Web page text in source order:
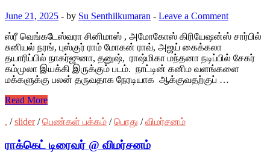
June 21, 2025 - by Su Senthilkumaran - Leave a Comment
ஸ்ரீ வெங்கடேஸ்வரா சினிமாஸ் , அமோகோஸ் கிரியேஷன்ஸ் சார்பில்
சுனியல் நரங், புஸ்குர் ராம் மோகன் ராவ், அஜய் கைக்கலா
தயாரிப்பில் நாகர்ஜுனா, தனுஷ், ராஷ்மிகா மந்தனா நடிப்பில் சேகர்
கம்முலா இயக்கி இருக்கும் படம். நாட்டின் கனிம வளங்களை
மக்களுக்கு பலன் தருவதாக நேரடியாக ஆக்குவதற்குப் …
Read More
. /slider/பெண்கள் பக்கம் /பொது /விமர்சனம்
ராக்கெட் டிரைவர் @ விமர்சனம்